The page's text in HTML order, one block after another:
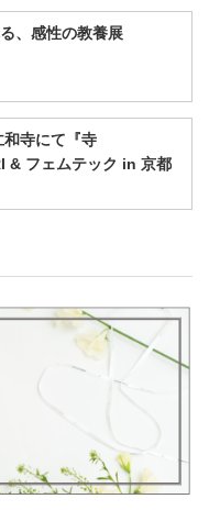
、感性の教養展
寺にて『寺
フェムテック in 京都